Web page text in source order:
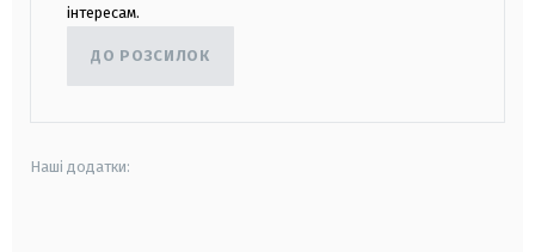
інтересам.
ДО РОЗСИЛОК
Наші додатки: